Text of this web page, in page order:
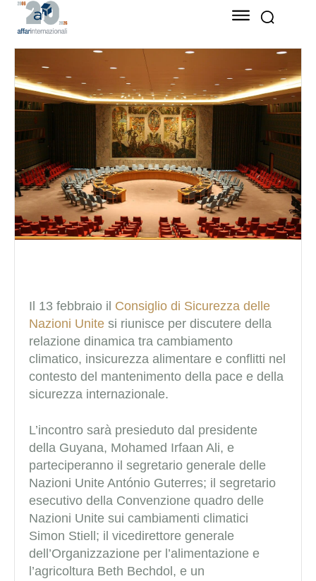
Il 13 febbraio il Consiglio di Sicurezza delle
Nazioni Unite si riunisce per discutere della
relazione dinamica tra cambiamento
climatico, insicurezza alimentare e conflitti nel
contesto del mantenimento della pace e della
sicurezza internazionale.
L’incontro sarà presieduto dal presidente
della Guyana, Mohamed Irfaan Ali, e
parteciperanno il segretario generale delle
Nazioni Unite António Guterres; il segretario
esecutivo della Convenzione quadro delle
Nazioni Unite sui cambiamenti climatici
Simon Stiell; il vicedirettore generale
dell’Organizzazione per l’alimentazione e
l’agricoltura Beth Bechdol, e un